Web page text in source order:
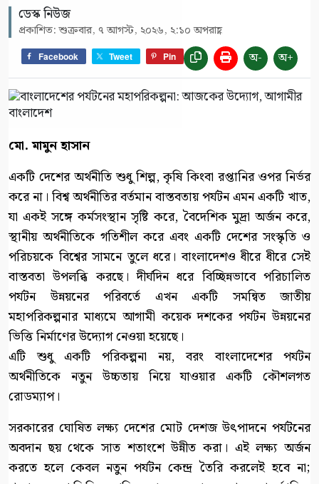
ডেস্ক নিউজ
প্রকাশিত: শুক্রবার, ৭ আগস্ট, ২০২৬, ২:১০ অপরাহ্ণ
Facebook Tweet Pin অ- অ+
মো. মামুন হাসান
একটি দেশের অর্থনীতি শুধু শিল্প, কৃষি কিংবা রপ্তানির ওপর নির্ভর
করে না। বিশ্ব অর্থনীতির বর্তমান বাস্তবতায় পর্যটন এমন একটি খাত,
যা একই সঙ্গে কর্মসংস্থান সৃষ্টি করে, বৈদেশিক মুদ্রা অর্জন করে,
স্থানীয় অর্থনীতিকে গতিশীল করে এবং একটি দেশের সংস্কৃতি ও
পরিচয়কে বিশ্বের সামনে তুলে ধরে। বাংলাদেশও ধীরে ধীরে সেই
বাস্তবতা উপলব্ধি করছে। দীর্ঘদিন ধরে বিচ্ছিন্নভাবে পরিচালিত
পর্যটন উন্নয়নের পরিবর্তে এখন একটি সমন্বিত জাতীয়
মহাপরিকল্পনার মাধ্যমে আগামী কয়েক দশকের পর্যটন উন্নয়নের
ভিত্তি নির্মাণের উদ্যোগ নেওয়া হয়েছে।
এটি শুধু একটি পরিকল্পনা নয়, বরং বাংলাদেশের পর্যটন
অর্থনীতিকে নতুন উচ্চতায় নিয়ে যাওয়ার একটি কৌশলগত
রোডম্যাপ।
সরকারের ঘোষিত লক্ষ্য দেশের মোট দেশজ উৎপাদনে পর্যটনের
অবদান ছয় থেকে সাত শতাংশে উন্নীত করা। এই লক্ষ্য অর্জন
করতে হলে কেবল নতুন পর্যটন কেন্দ্র তৈরি করলেই হবে না;